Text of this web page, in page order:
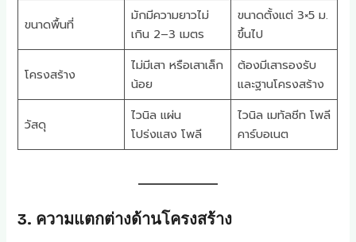
ขนาดพื้นที่
มักมีความยาวไม่
เกิน 2–3 เมตร
ขนาดตั้งแต่ 3×5 ม.
ขึ้นไป
โครงสร้าง
ไม่มีเสา หรือเสาเล็ก
น้อย
ต้องมีเสารองรับ
และฐานโครงสร้าง
วัสดุ
ไวนิล แผ่น
โปร่งแสง โพลี
ไวนิล เมทัลชีท โพลี
คาร์บอเนต
3. ความแตกต่างด้านโครงสร้าง